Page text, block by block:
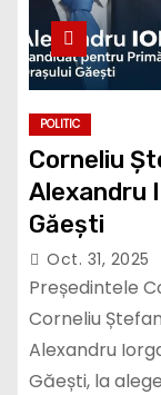
POLITIC
Corneliu
Alexandru
Găești
Oct. 31, 2025
Președintele
Corneliu
Alexandru
Găești, la